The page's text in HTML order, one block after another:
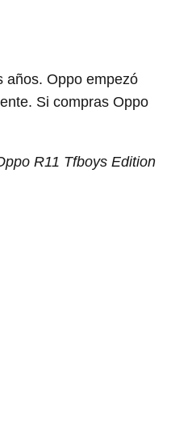
años. Oppo empezó
Si compras Oppo
R11 Tfboys Edition